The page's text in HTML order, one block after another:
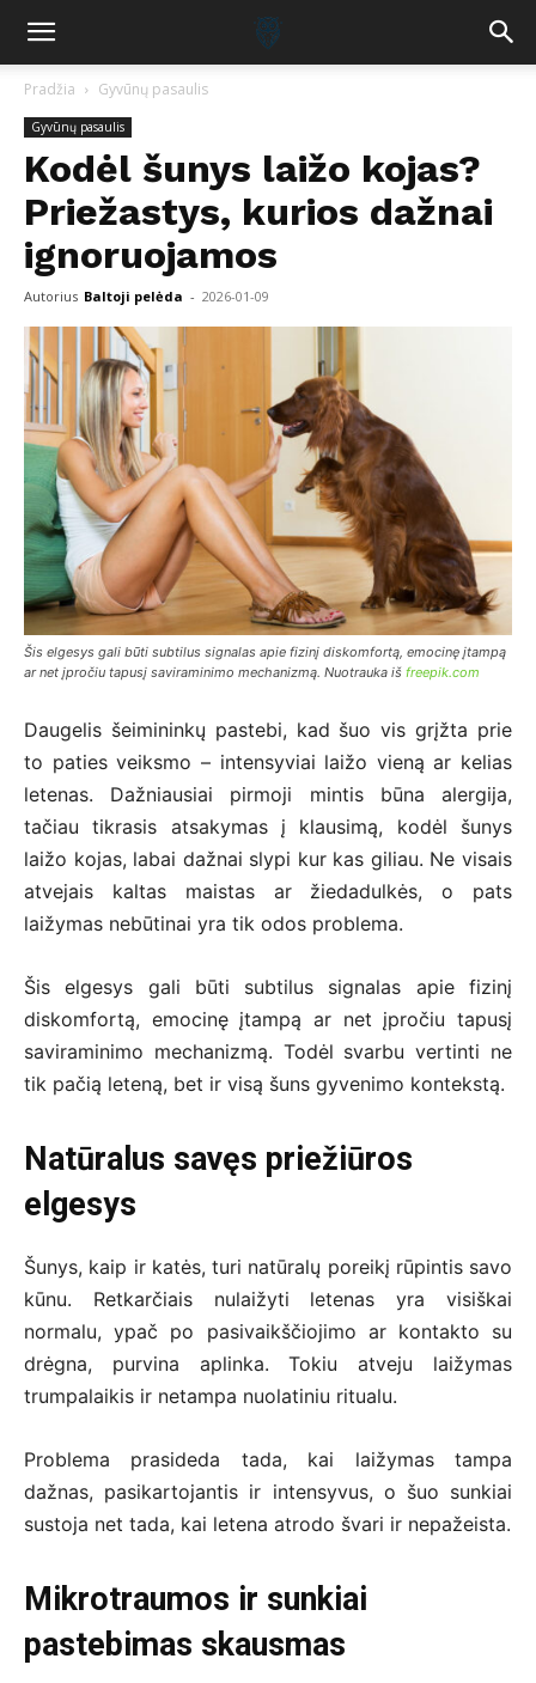
Pradžia Gyvūnų pasaulis
Gyvūnų pasaulis
Kodėl šunys laižo kojas?
Priežastys, kurios dažnai
ignoruojamos
Autorius Baltoji pelėda - 2026-01-09
Šis elgesys gali būti subtilus signalas apie fizinį diskomfortą, emocinę įtampą
ar net įpročiu tapusį saviraminimo mechanizmą. Nuotrauka iš freepik.com
Daugelis šeimininkų pastebi, kad šuo vis grįžta prie
to paties veiksmo – intensyviai laižo vieną ar kelias
letenas. Dažniausiai pirmoji mintis būna alergija,
tačiau tikrasis atsakymas į klausimą, kodėl šunys
laižo kojas, labai dažnai slypi kur kas giliau. Ne visais
atvejais kaltas maistas ar žiedadulkės, o pats
laižymas nebūtinai yra tik odos problema.
Šis elgesys gali būti subtilus signalas apie fizinį
diskomfortą, emocinę įtampą ar net įpročiu tapusį
saviraminimo mechanizmą. Todėl svarbu vertinti ne
tik pačią leteną, bet ir visą šuns gyvenimo kontekstą.
Natūralus savęs priežiūros
elgesys
Šunys, kaip ir katės, turi natūralų poreikį rūpintis savo
kūnu. Retkarčiais nulaižyti letenas yra visiškai
normalu, ypač po pasivaikščiojimo ar kontakto su
drėgna, purvina aplinka. Tokiu atveju laižymas
trumpalaikis ir netampa nuolatiniu ritualu.
Problema prasideda tada, kai laižymas tampa
dažnas, pasikartojantis ir intensyvus, o šuo sunkiai
sustoja net tada, kai letena atrodo švari ir nepažeista.
Mikrotraumos ir sunkiai
pastebimas skausmas